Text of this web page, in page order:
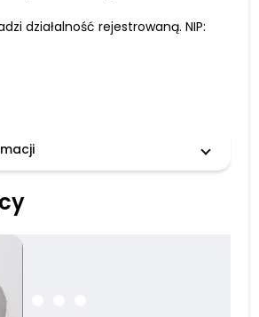
działalność rejestrowaną. NIP: